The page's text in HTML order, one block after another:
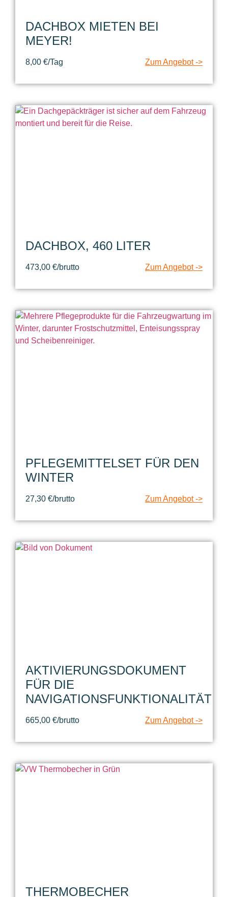
DACHBOX MIETEN BEI
MEYER!
8,00 €/Tag Zum Angebot ->
DACHBOX, 460 LITER
473,00 €/brutto Zum Angebot ->
PFLEGEMITTELSET FÜR DEN
WINTER
27,30 €/brutto Zum Angebot ->
AKTIVIERUNGSDOKUMENT
FÜR DIE
NAVIGATIONSFUNKTIONALITÄT
665,00 €/brutto Zum Angebot ->
THERMOBECHER